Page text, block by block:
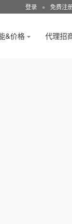
登录 ● 免费注
&价格 代理招